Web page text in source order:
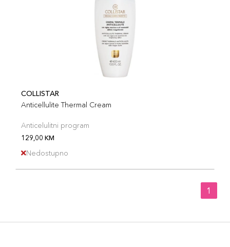
COLLISTAR
Anticellulite Thermal Cream
Anticelulitni program
129,00 KM
Nedostupno
1